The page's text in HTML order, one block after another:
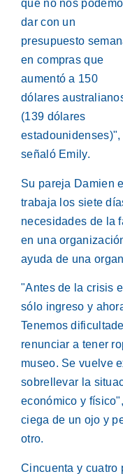
que no nos
dar con un
presupuesto
en compras que
aumentó a 150
dólares
(139 dólares
estadounidenses)",
señaló Emily.
Su pareja Damien
trabaja los siete
necesidades de la
en una
ayuda de una
"Antes de la crisis
sólo ingreso y
Tenemos
renunciar a tener
museo. Se vuelve
sobrellevar la
económico y
ciega de un ojo y
otro.
Cincuenta y cuatro